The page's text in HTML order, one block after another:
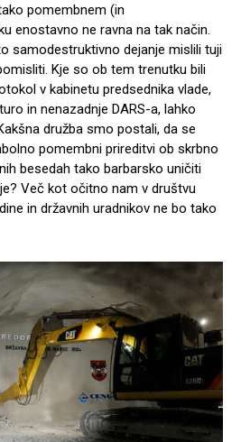
pomembnem (in
enostavno ne ravna na tak način.
samodestruktivno dejanje mislili tuji
Kje so ob tem trenutku bili
v kabinetu predsednika vlade,
in nenazadnje DARS-a, lahko
družba smo postali, da se
pomembni prireditvi ob skrbno
besedah tako barbarsko uničiti
Več kot očitno nam v društvu
in državnih uradnikov ne bo tako